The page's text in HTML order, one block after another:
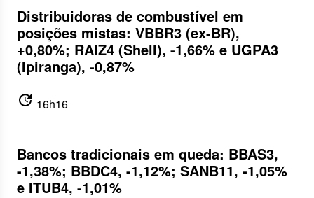
Distribuidoras de combustível em
posições mistas: VBBR3 (ex-BR),
+0,80%; RAIZ4 (Shell), -1,66% e UGPA3
(Ipiranga), -0,87%
update 16h16
Bancos tradicionais em queda: BBAS3,
-1,38%; BBDC4, -1,12%; SANB11, -1,05%
e ITUB4, -1,01%